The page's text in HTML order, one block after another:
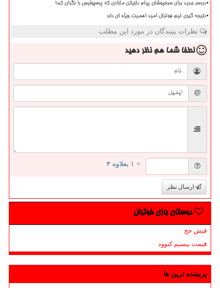
دردسر جدید برای سرخپوشان پیام بازیکن مازادی که پرسپولیس را نگران کرد!
نتیجه گیری تیم فوتبال امید اهمیت ویژه ای دارد
نظرات بینندگان در مورد این مطلب
لطفا شما همنظر دهید
= ۱ بعلاوه ۳
ارسال نظر
دوستان بازی فوتبال
فیش حج
قیمت بیسیم کنوود
پربیننده ترین ها